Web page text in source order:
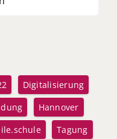
Digitalisierung
Hannover
Tagung